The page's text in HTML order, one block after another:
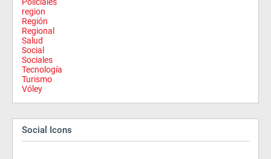
region
Región
Regional
Salud
Social
Sociales
Tecnología
Turismo
Vóley
Social Icons